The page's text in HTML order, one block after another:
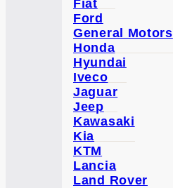
Fiat
Ford
General Motors
Honda
Hyundai
Iveco
Jaguar
Jeep
Kawasaki
Kia
KTM
Lancia
Land Rover